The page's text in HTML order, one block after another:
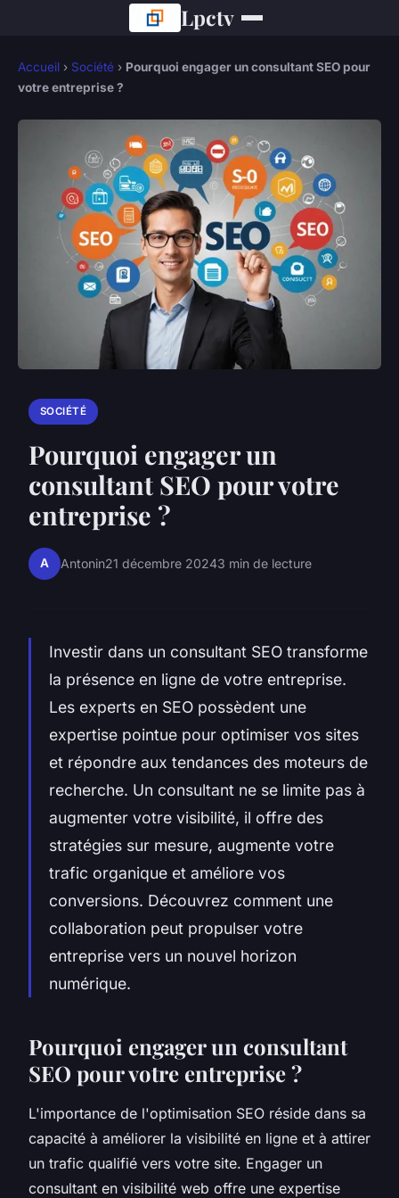
Lpctv
Accueil › Société › Pourquoi engager un consultant SEO pour
votre entreprise ?
SOCIÉTÉ
Pourquoi engager un
consultant SEO pour votre
entreprise ?
A Antonin21 décembre 20243 min de lecture
Investir dans un consultant SEO transforme
la présence en ligne de votre entreprise.
Les experts en SEO possèdent une
expertise pointue pour optimiser vos sites
et répondre aux tendances des moteurs de
recherche. Un consultant ne se limite pas à
augmenter votre visibilité, il offre des
stratégies sur mesure, augmente votre
trafic organique et améliore vos
conversions. Découvrez comment une
collaboration peut propulser votre
entreprise vers un nouvel horizon
numérique.
Pourquoi engager un consultant
SEO pour votre entreprise ?
L'importance de l'optimisation SEO réside dans sa
capacité à améliorer la visibilité en ligne et à attirer
un trafic qualifié vers votre site. Engager un
consultant en visibilité web offre une expertise